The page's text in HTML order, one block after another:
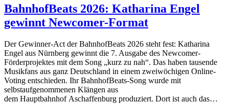
BahnhofBeats 2026: Katharina Engel
gewinnt Newcomer-Format
Der Gewinner-Act der BahnhofBeats 2026 steht fest: Katharina
Engel aus Nürnberg gewinnt die 7. Ausgabe des Newcomer-
Förderprojektes mit dem Song „kurz zu nah“. Das haben tausende
Musikfans aus ganz Deutschland in einem zweiwöchigen Online-
Voting entschieden. Ihr BahnhofBeats-Song wurde mit
selbstaufgenommenen Klängen aus
dem Hauptbahnhof Aschaffenburg produziert. Dort ist auch das…